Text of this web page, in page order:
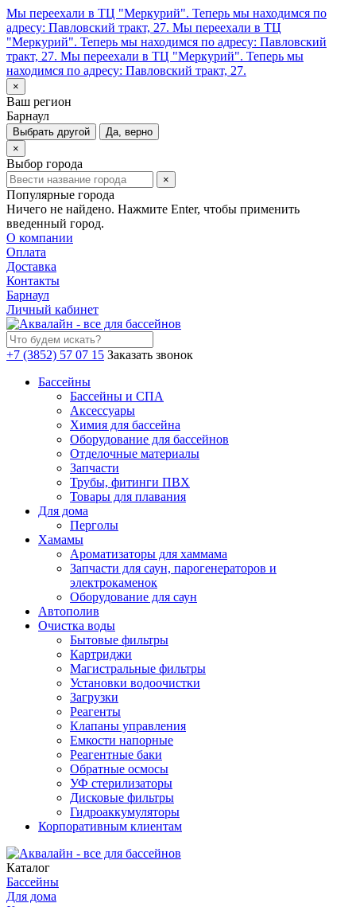
Мы переехали в ТЦ "Меркурий". Теперь мы находимся по
адресу: Павловский тракт, 27. Мы переехали в ТЦ
"Меркурий". Теперь мы находимся по адресу: Павловский
тракт, 27. Мы переехали в ТЦ "Меркурий". Теперь мы
находимся по адресу: Павловский тракт, 27.
×
Ваш регион
Барнаул
Выбрать другой
Да, верно
×
Выбор города
×
Популярные города
Ничего не найдено. Нажмите Enter, чтобы применить
введенный город.
О компании
Оплата
Доставка
Контакты
Барнаул
Личный кабинет
+7 (3852) 57 07 15 Заказать звонок
Бассейны
Бассейны и СПА
Аксессуары
Химия для бассейна
Оборудование для бассейнов
Отделочные материалы
Запчасти
Трубы, фитинги ПВХ
Товары для плавания
Для дома
Перголы
Хамамы
Ароматизаторы для хаммама
Запчасти для саун, парогенераторов и
электрокаменок
Оборудование для саун
Автополив
Очистка воды
Бытовые фильтры
Картриджи
Магистральные фильтры
Установки водоочистки
Загрузки
Реагенты
Клапаны управления
Емкости напорные
Реагентные баки
Обратные осмосы
УФ стерилизаторы
Дисковые фильтры
Гидроаккумуляторы
Корпоративным клиентам
Каталог
Бассейны
Для дома